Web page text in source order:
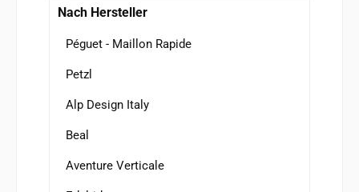
Nach Hersteller
Péguet - Maillon Rapide
Petzl
Alp Design Italy
Beal
Aventure Verticale